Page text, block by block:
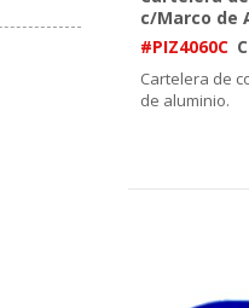
c/Marco de
#PIZ4060C
Cartelera de
de aluminio.